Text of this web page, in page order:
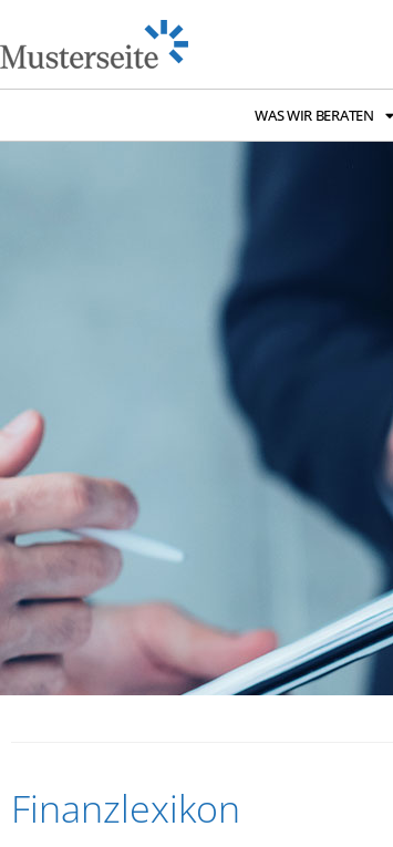
WAS WIR BERATEN
Finanzlexikon